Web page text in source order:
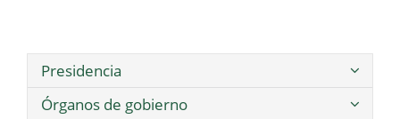
Presidencia
Órganos de gobierno